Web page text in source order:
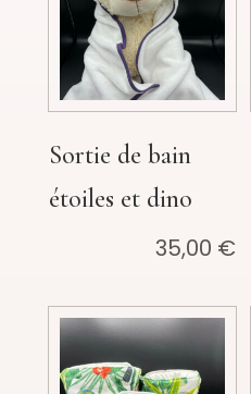
Sortie de bain
étoiles et dino
35,00 €